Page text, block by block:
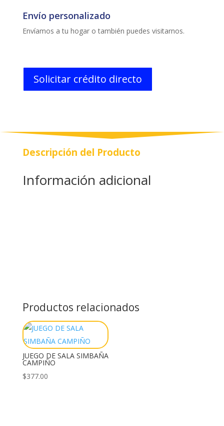
Envío personalizado
Envíamos a tu hogar o también puedes visitarnos.
Solicitar crédito directo
Descripción del Producto
Información adicional
Productos relacionados
JUEGO DE SALA SIMBAÑA
CAMPIÑO
$377.00